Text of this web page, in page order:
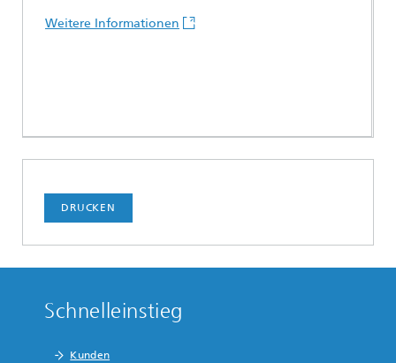
Weitere Informationen
DRUCKEN
Schnelleinstieg
Kunden